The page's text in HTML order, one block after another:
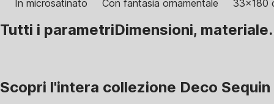
In microsatinato Con fantasia ornamentale 33x180
Tutti i parametriDimensioni,
Scopri l'intera collezione Deco Sequin